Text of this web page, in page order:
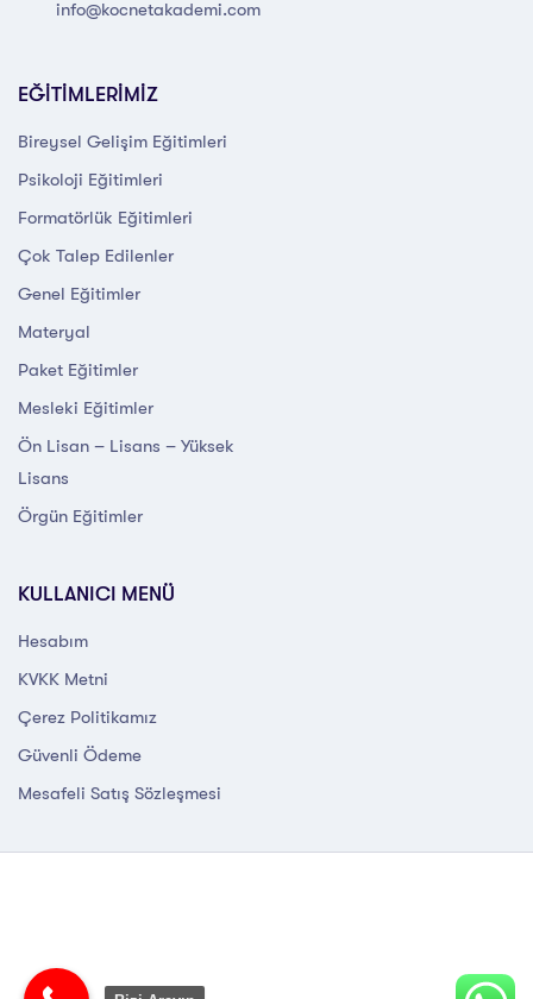
info@kocnetakademi.com
EĞİTİMLERİMİZ
Bireysel Gelişim Eğitimleri
Psikoloji Eğitimleri
Formatörlük Eğitimleri
Çok Talep Edilenler
Genel Eğitimler
Materyal
Paket Eğitimler
Mesleki Eğitimler
Ön Lisan – Lisans – Yüksek
Lisans
Örgün Eğitimler
KULLANICI MENÜ
Hesabım
KVKK Metni
Çerez Politikamız
Güvenli Ödeme
Mesafeli Satış Sözleşmesi